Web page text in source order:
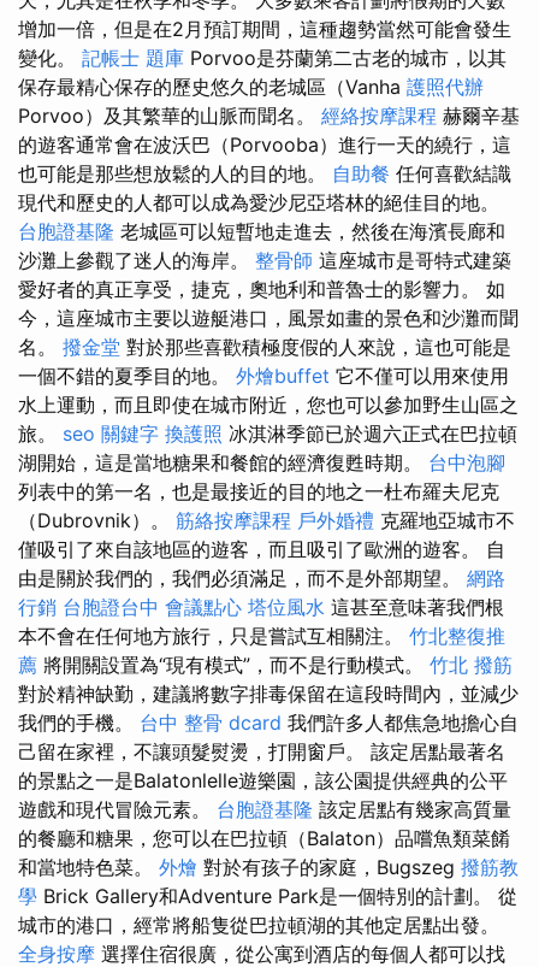
增加一倍，但是在2月預訂期間，這種趨勢當然可能會發生
變化。 記帳士 題庫 Porvoo是芬蘭第二古老的城市，以其
保存最精心保存的歷史悠久的老城區（Vanha 護照代辦
Porvoo）及其繁華的山脈而聞名。 經絡按摩課程 赫爾辛基
的遊客通常會在波沃巴（Porvooba）進行一天的繞行，這
也可能是那些想放鬆的人的目的地。 自助餐 任何喜歡結識
現代和歷史的人都可以成為愛沙尼亞塔林的絕佳目的地。
台胞證基隆 老城區可以短暫地走進去，然後在海濱長廊和
沙灘上參觀了迷人的海岸。 整骨師 這座城市是哥特式建築
愛好者的真正享受，捷克，奧地利和普魯士的影響力。 如
今，這座城市主要以遊艇港口，風景如畫的景色和沙灘而聞
名。 撥金堂 對於那些喜歡積極度假的人來說，這也可能是
一個不錯的夏季目的地。 外燴buffet 它不僅可以用來使用
水上運動，而且即使在城市附近，您也可以參加野生山區之
旅。 seo 關鍵字 換護照 冰淇淋季節已於週六正式在巴拉頓
湖開始，這是當地糖果和餐館的經濟復甦時期。 台中泡腳
列表中的第一名，也是最接近的目的地之一杜布羅夫尼克
（Dubrovnik）。 筋絡按摩課程 戶外婚禮 克羅地亞城市不
僅吸引了來自該地區的遊客，而且吸引了歐洲的遊客。 自
由是關於我們的，我們必須滿足，而不是外部期望。 網路
行銷 台胞證台中 會議點心 塔位風水 這甚至意味著我們根
本不會在任何地方旅行，只是嘗試互相關注。 竹北整復推
薦 將開關設置為“現有模式”，而不是行動模式。 竹北 撥筋
對於精神缺勤，建議將數字排毒保留在這段時間內，並減少
我們的手機。 台中 整骨 dcard 我們許多人都焦急地擔心自
己留在家裡，不讓頭髮熨燙，打開窗戶。 該定居點最著名
的景點之一是Balatonlelle遊樂園，該公園提供經典的公平
遊戲和現代冒險元素。 台胞證基隆 該定居點有幾家高質量
的餐廳和糖果，您可以在巴拉頓（Balaton）品嚐魚類菜餚
和當地特色菜。 外燴 對於有孩子的家庭，Bugszeg 撥筋教
學 Brick Gallery和Adventure Park是一個特別的計劃。 從
城市的港口，經常將船隻從巴拉頓湖的其他定居點出發。
全身按摩 選擇住宿很廣，從公寓到酒店的每個人都可以找